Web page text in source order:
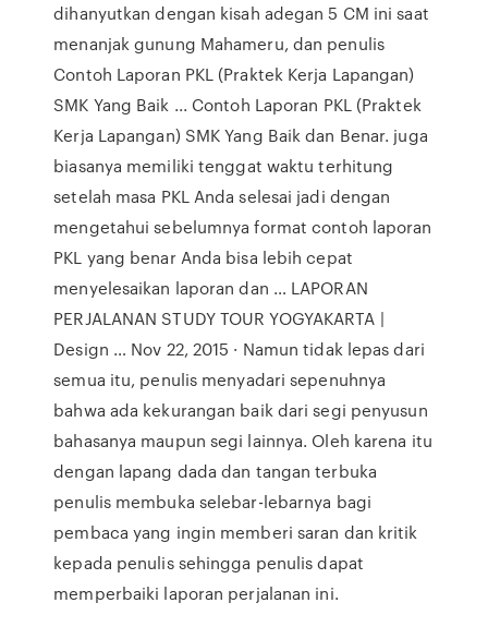
dihanyutkan dengan kisah adegan 5 CM ini saat
menanjak gunung Mahameru, dan penulis
Contoh Laporan PKL (Praktek Kerja Lapangan)
SMK Yang Baik ... Contoh Laporan PKL (Praktek
Kerja Lapangan) SMK Yang Baik dan Benar. juga
biasanya memiliki tenggat waktu terhitung
setelah masa PKL Anda selesai jadi dengan
mengetahui sebelumnya format contoh laporan
PKL yang benar Anda bisa lebih cepat
menyelesaikan laporan dan … LAPORAN
PERJALANAN STUDY TOUR YOGYAKARTA |
Design … Nov 22, 2015 · Namun tidak lepas dari
semua itu, penulis menyadari sepenuhnya
bahwa ada kekurangan baik dari segi penyusun
bahasanya maupun segi lainnya. Oleh karena itu
dengan lapang dada dan tangan terbuka
penulis membuka selebar-lebarnya bagi
pembaca yang ingin memberi saran dan kritik
kepada penulis sehingga penulis dapat
memperbaiki laporan perjalanan ini.